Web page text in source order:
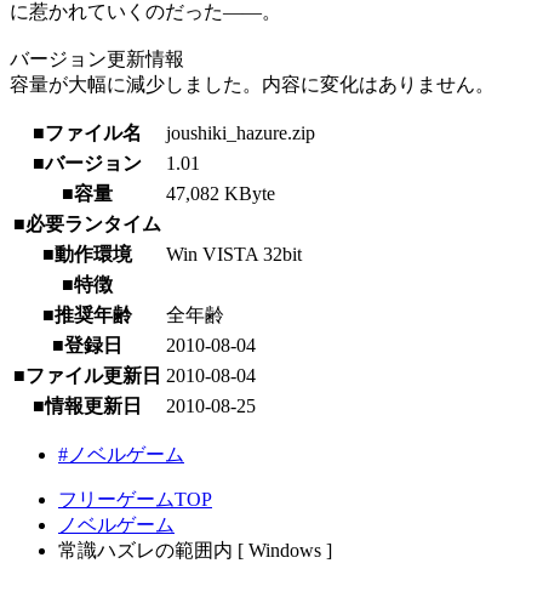
に惹かれていくのだった――。
バージョン更新情報
容量が大幅に減少しました。内容に変化はありません。
■ファイル名
joushiki_hazure.zip
■バージョン
1.01
■容量
47,082 KByte
■必要ランタイム
■動作環境
Win VISTA 32bit
■特徴
■推奨年齢
全年齢
■登録日
2010-08-04
■ファイル更新日 2010-08-04
■情報更新日
2010-08-25
#ノベルゲーム
フリーゲームTOP
ノベルゲーム
常識ハズレの範囲内 [ Windows ]